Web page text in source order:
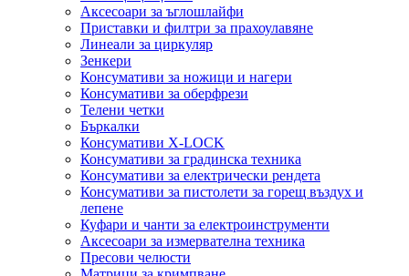
Аксесоари за ъглошлайфи
Приставки и филтри за прахоулавяне
Линеали за циркуляр
Зенкери
Консумативи за ножици и нагери
Консумативи за оберфрези
Телени четки
Бъркалки
Консумативи X-LOCK
Консумативи за градинска техника
Консумативи за електрически рендета
Консумативи за пистолети за горещ въздух и
лепене
Куфари и чанти за електроинструменти
Аксесоари за измервателна техника
Пресови челюсти